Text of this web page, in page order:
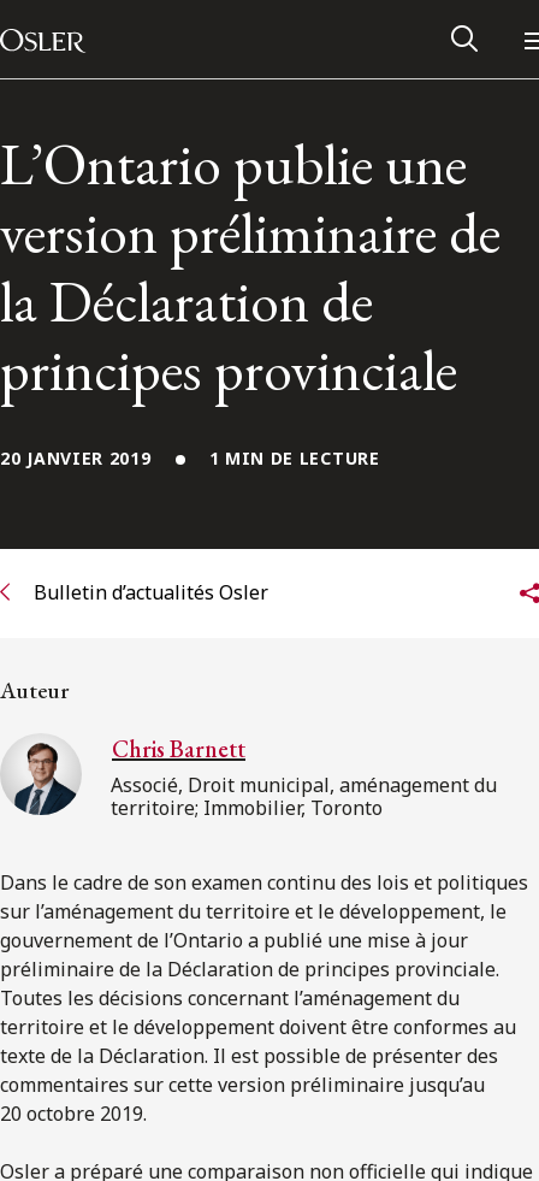
Passer au contenu
Main Navigation
Réseau des anciens d’Osler
ENGLISH
S’abonner
L’Ontario publie une
version préliminaire de
la Déclaration de
principes provinciale
20 JANVIER 2019 1 MIN DE LECTURE
Bulletin d’actualités Osler
Auteur
Chris Barnett
Associé, Droit municipal, aménagement du
territoire; Immobilier, Toronto
Dans le cadre de son examen continu des lois et politiques
sur l’aménagement du territoire et le développement, le
gouvernement de l’Ontario a publié une mise à jour
préliminaire de la Déclaration de principes provinciale.
Toutes les décisions concernant l’aménagement du
territoire et le développement doivent être conformes au
texte de la Déclaration. Il est possible de présenter des
commentaires sur cette version préliminaire jusqu’au
20 octobre 2019.
Osler a préparé une comparaison non officielle qui indique